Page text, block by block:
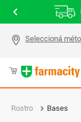
Rostro Bases